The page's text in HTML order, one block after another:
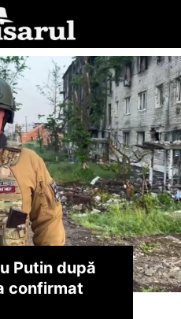
Putin după
confirmat